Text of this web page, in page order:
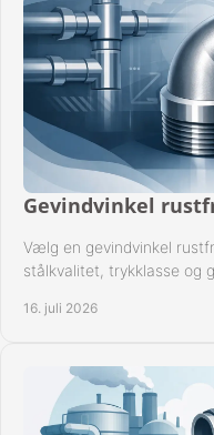
Gevindvinkel
Vælg en gevindvinkel
stålkvalitet, trykklasse og
16. juli 2026